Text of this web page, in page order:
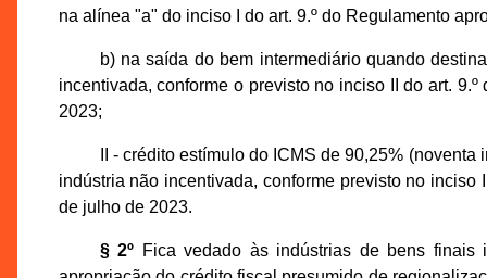
na alínea "a" do inciso I do art. 9.º do Regulamento
b) na saída do bem intermediário quando
incentivada, conforme o previsto no inciso II do art.
2023;
II - crédito estímulo do ICMS de 90,25%
indústria não incentivada, conforme previsto no inciso
de julho de 2023.
§ 2º Fica vedado às indústrias de bens finais